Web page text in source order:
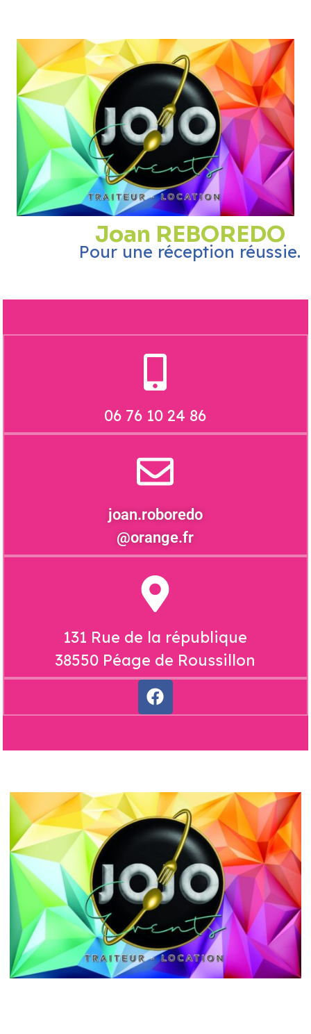
Joan REBOREDO
Pour une réception réussie.
06 76 10 24 86
joan.roboredo
@orange.fr
131 Rue de la république
38550 Péage de Roussillon